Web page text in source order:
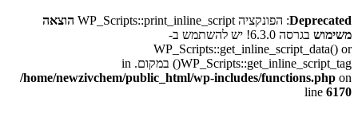
Deprecated: הפונקציה WP_Scripts::print_inline_script
הוצאה
משימוש
בגרסה 6.3.0! יש להשתמש ב-
WP_Scripts::get_inline_script_data() or
WP_Scripts::get_inline_script_tag() במקום. in
/home/newzivchem/public_html/wp-includes/functions.php on
line 6170